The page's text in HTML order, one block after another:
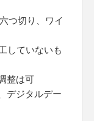
つ切り、ワイ
していないも
整は可
デジタルデー